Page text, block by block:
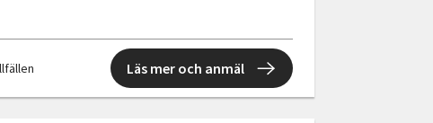
Läs mer och anmäl